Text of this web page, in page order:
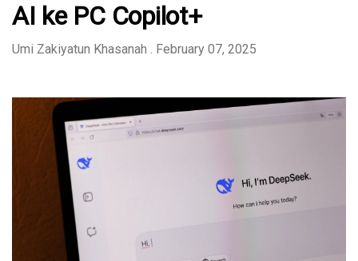
AI ke PC Copilot+
Umi Zakiyatun Khasanah . February 07, 2025